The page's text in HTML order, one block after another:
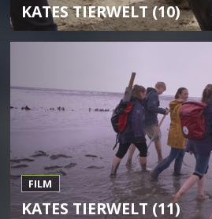
KATES TIERWELT (10)
FILM
KATES TIERWELT (11)